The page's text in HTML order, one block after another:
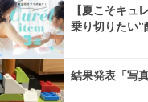
【夏こそキュ
乗り切りたい
結果発表「写